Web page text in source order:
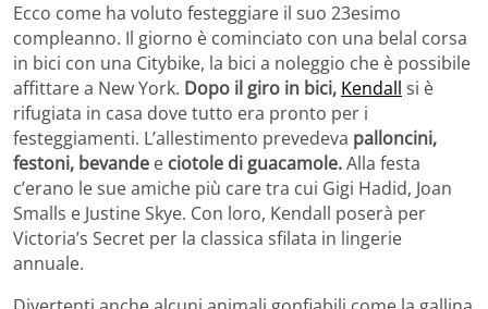
Ecco come ha voluto festeggiare il suo 23esimo
compleanno. Il giorno è cominciato con una belal corsa
in bici con una Citybike, la bici a noleggio che è possibile
affittare a New York. Dopo il giro in bici, Kendall si è
rifugiata in casa dove tutto era pronto per i
festeggiamenti. L’allestimento prevedeva palloncini,
festoni, bevande e ciotole di guacamole.Alla festa
c’erano le sue amiche più care tra cui Gigi Hadid, Joan
Smalls e Justine Skye. Con loro, Kendall poserà per
Victoria’s Secret per la classica sfilata in lingerie
annuale.